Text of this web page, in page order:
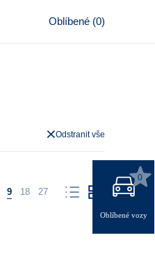
Oblíbené (0)
0
Oblíbené vozy
Odstranit vše
9 18 27